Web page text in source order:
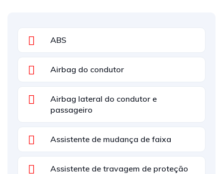
ABS
Airbag do condutor
Airbag lateral do condutor e
passageiro
Assistente de mudança de faixa
Assistente de travagem de proteção